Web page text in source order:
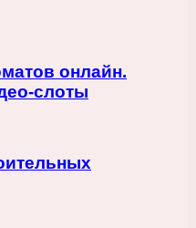
онлайн.
слоты